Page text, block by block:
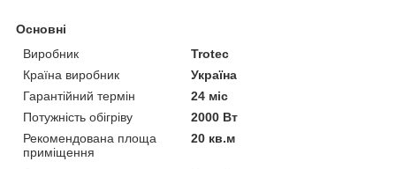
Основні
Виробник
Trotec
Країна виробник
Україна
Гарантійний термін
24 міс
Потужність обігріву
2000 Вт
Рекомендована площа
приміщення
20 кв.м